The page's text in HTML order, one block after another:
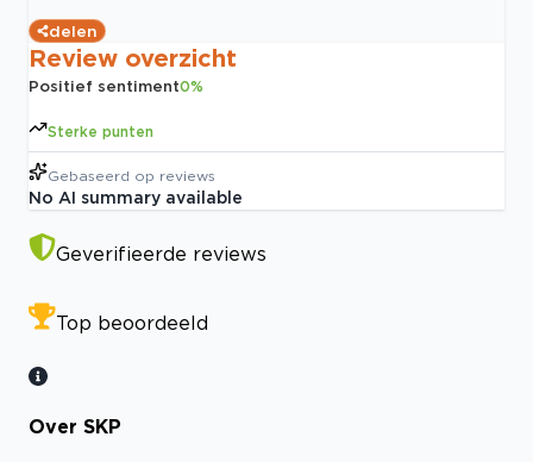
delen
Review overzicht
Positief sentiment0%
Sterke punten
Gebaseerd op reviews
No AI summary available
Geverifieerde reviews
Top beoordeeld
Over SKP